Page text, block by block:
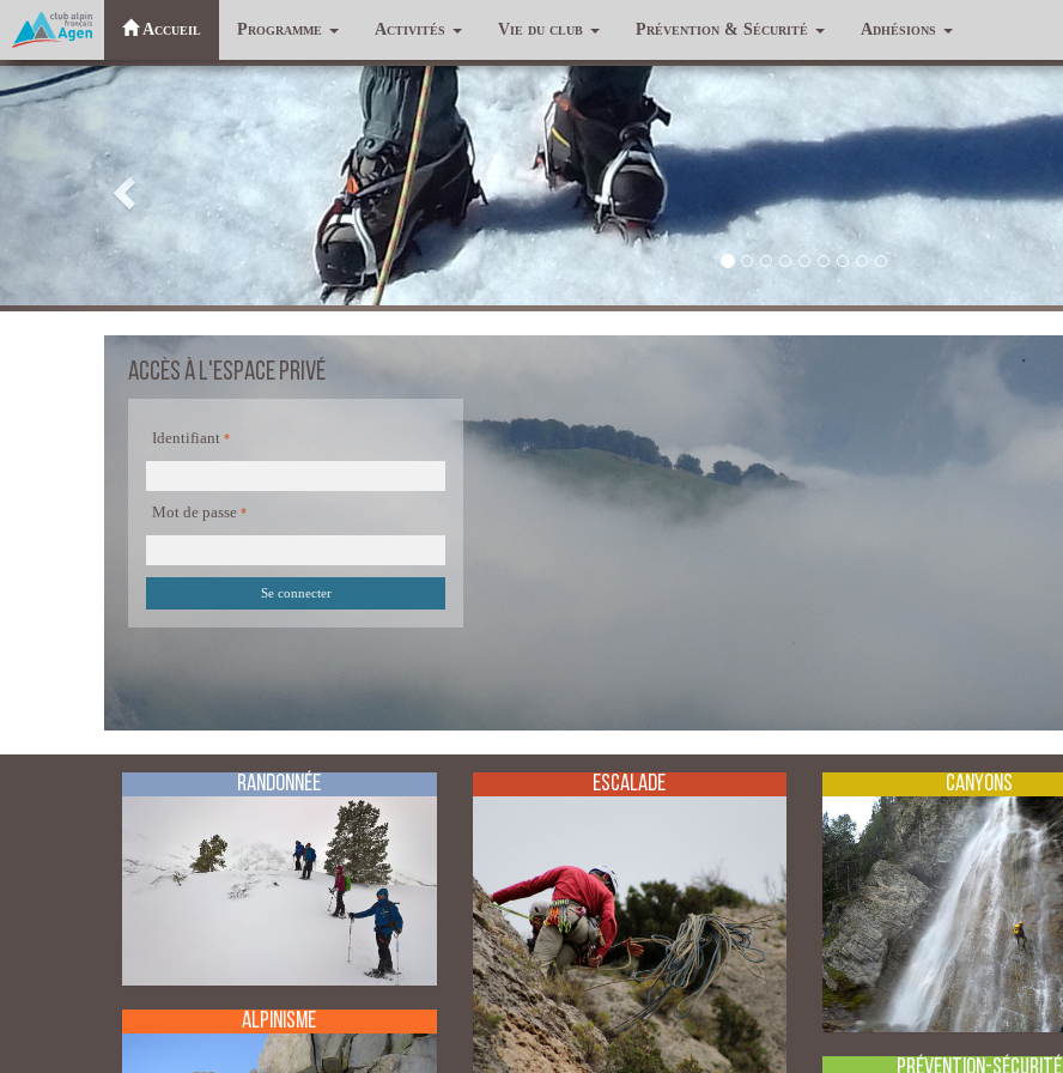
Accueil Programme Activités Vie du club Prévention & Sécurité Adhésions
Précédent
Accès à l'espace privé
Identifiant
Mot de passe
Randonnée
Alpinisme
Escalade Canyons
Prévention-Sécurité